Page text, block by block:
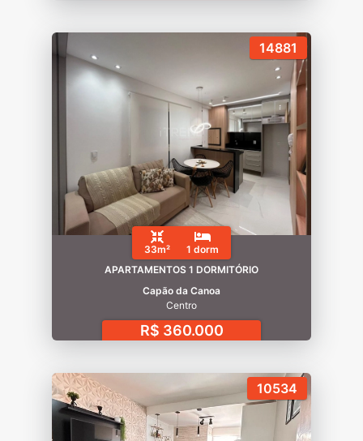
14881
33m²
1 dorm
APARTAMENTOS 1 DORMITÓRIO
Capão da Canoa
Centro
R$ 360.000
10534